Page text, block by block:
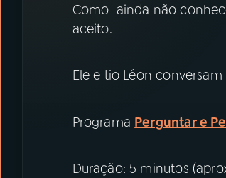
YouTube Facebook
Como ainda não
aceito.
Ele e tio Léon
Programa Perguntar e
Duração: 5 minutos